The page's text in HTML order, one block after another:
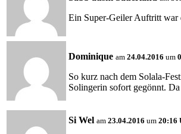
Ein Super-Geiler Auftritt war
Dominique am 24.04.2016 um
So kurz nach dem Solala-
Solingerin sofort gegönnt.
Si Wel am 23.04.2016 um 20:16